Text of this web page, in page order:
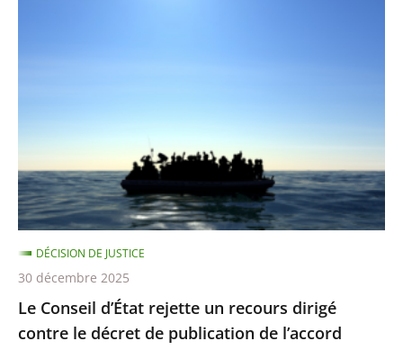
recours
contre
le
décret
de
publication
de
l’accord
Le Conseil d’État rejette un recours dirigé
contre le décret de publication de l’accord
DÉCISION DE JUSTICE
30 décembre 2025